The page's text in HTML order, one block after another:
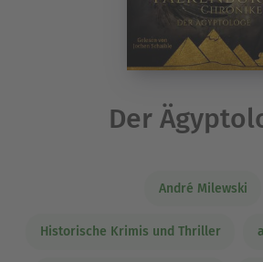
Der
André Milewski
Historische Krimis und Thriller